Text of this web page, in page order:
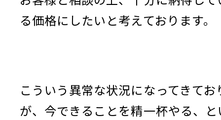
る価格にしたいと考えております。
こういう異常な状況になってきてお
が、今できることを精一杯やる、